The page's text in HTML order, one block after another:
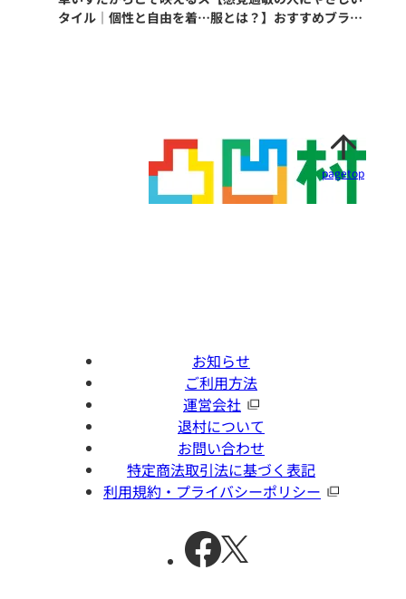
タイル｜個性と自由を着こ服とは？】おすすめブラン
pagetop
お知らせ
ご利用方法
運営会社
退村について
お問い合わせ
特定商法取引法に基づく表記
利用規約・プライバシーポリシー